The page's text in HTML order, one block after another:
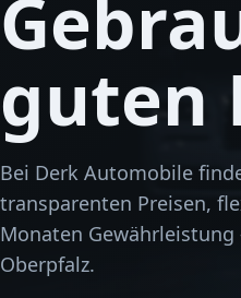
guten
Bei Derk Automobile
transparenten Preisen,
Monaten
Oberpfalz.